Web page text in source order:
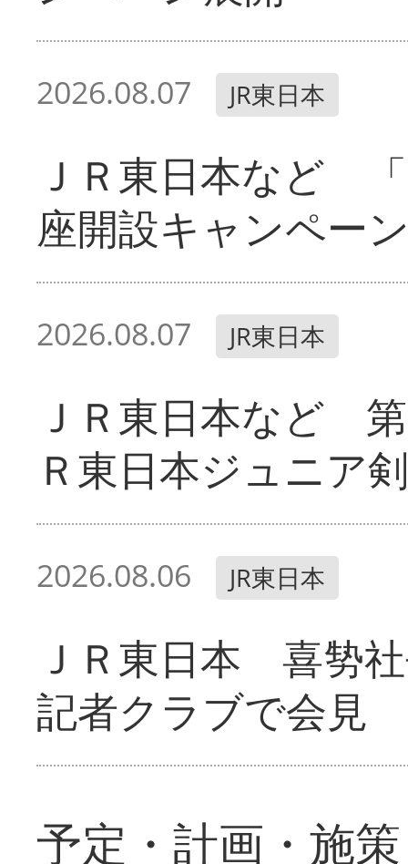
2026.08.07 JR東日本
ＪＲ東日本など
座開設キャンペー
2026.08.07 JR東日本
ＪＲ東日本など
Ｒ東日本ジュニア
2026.08.06 JR東日本
ＪＲ東日本 喜㔟
記者クラブで会見
予定・計画・施策